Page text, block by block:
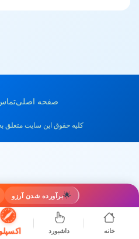
🌟برآورده شدن آرزو
خانه داشبورد
صفحه اصلی
کلیه حقوق این سایت متعلق به کار۵۰ میباشد